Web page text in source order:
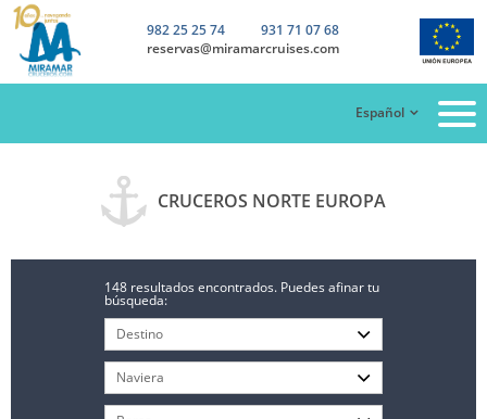
982 25 25 74
931 71 07 68
reservas@miramarcruises.com
Español
CRUCEROS NORTE EUROPA
148 resultados encontrados. Puedes afinar tu
búsqueda: